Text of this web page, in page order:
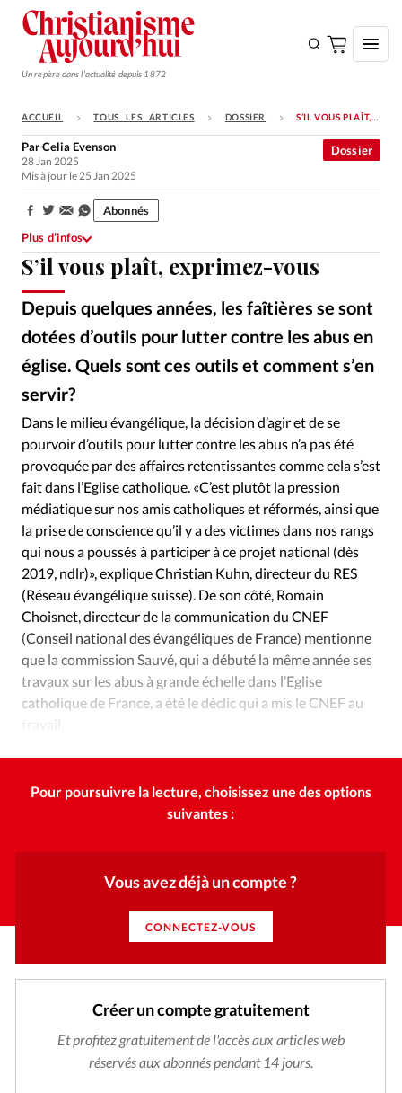
Un repère dans l'actualité depuis 1872
S'ABONNER
Monde
Opinions
Tous les articles
Faire un don
Emploi
Se connecter
Édition: Internationale
Devise: CHF
RUBRIQUES
Tous les articles
Actualité chrétienne
Actualité internationale
Chronique
Culture
Dossier
Eglises Foi Génération réveil
Monde
Opinions
Publireportage
Relations Aujourd'hui
Société
Tour du monde des Eglises
Trait d'Ixène
Vécu
Vie Intérieure
ACCUEIL TOUS LES ARTICLES DOSSIER S’IL VOUS PLAÎT, EXPRIMEZ-VOUS
S’il vous plaît, exprimez-vous
Depuis quelques années, les faîtières se sont
dotées d’outils pour lutter contre les abus en
église. Quels sont ces outils et comment s’en
servir?
Dossier
ParCelia Evenson
28 Jan 2025
Mis à jour le 25 Jan 2025
Partager:
Abonnés
Plus d’infos
Dans le milieu évangélique, la décision d’agir et de se
pourvoir d’outils pour lutter contre les abus n’a pas été
provoquée par des affaires retentissantes comme cela s’est
fait dans l’Eglise catholique. «C’est plutôt la pression
médiatique sur nos amis catholiques et réformés, ainsi que
la prise de conscience qu’il y a des victimes dans nos rangs
qui nous a poussés à participer à ce projet national (dès
2019, ndlr)», explique Christian Kuhn, directeur du RES
(Réseau évangélique suisse). De son côté, Romain
Choisnet, directeur de la communication du CNEF
(Conseil national des évangéliques de France) mentionne
que la commission Sauvé, qui a débuté la même année ses
travaux sur les abus à grande échelle dans l’Eglise
catholique de France, a été le déclic qui a mis le CNEF au
travail.
Pour poursuivre la lecture, choisissez une des options
suivantes :
Vous avez déjà un compte ?
CONNECTEZ-VOUS
Créer un compte gratuitement
Et profitez gratuitement de l'accès aux articles web
réservés aux abonnés pendant 14 jours.